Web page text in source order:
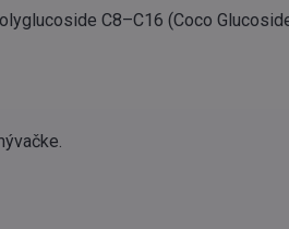
C8–C16 (Coco